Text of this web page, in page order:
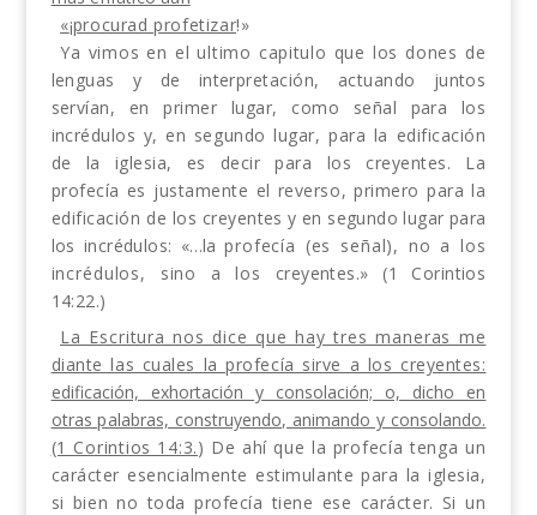
«¡procurad profetizar!»
Ya vimos en el ultimo capitulo que los dones de
lenguas y de interpretación, actuando juntos
servían, en primer lugar, como señal para los
incrédulos y, en segundo lugar, para la edificación
de la iglesia, es decir para los creyentes. La
profecía es justamente el reverso, primero para la
edificación de los cre­yentes y en segundo lugar para
los incrédulos: «…laprofecía (es señal), no a los
incrédulos, sino a los creyentes.» (1 Corintios
14:22.)
La Escritura nos dice que hay tres maneras me­
diante las cuales la profecía sirve a los creyentes:
edificación, exhortación y consolación; o, dicho en
otras palabras, construyendo, animando y consolando.
(1 Corintios 14:3.) De ahí que la profecía tenga un
carácter esencialmente estimulante para la iglesia,
si bien no toda profecía tiene ese carácter. Si un